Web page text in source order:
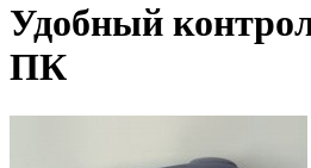
Удобный
ПК